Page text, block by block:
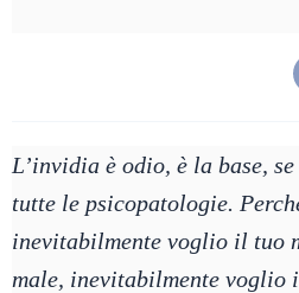
L’invidia è odio, è la base,
tutte le psicopatologie.
inevitabilmente voglio il tuo
male, inevitabilmente voglio